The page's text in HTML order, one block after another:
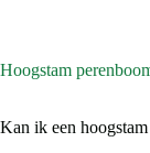
Hoogstam
Kan ik een